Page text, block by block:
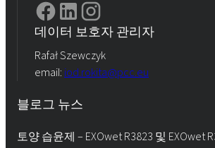
데이터 보호자 관리자
Rafał Szewczyk
email: iod.rokita@pcc.eu
블로그 뉴스
토양 습윤제 – EXOwet R3823 및 EXOwet